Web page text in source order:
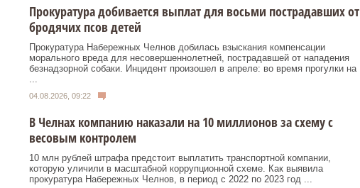
Прокуратура добивается выплат для восьми пострадавших от
бродячих псов детей
Прокуратура Набережных Челнов добилась взыскания компенсации
морального вреда для несовершеннолетней, пострадавшей от нападения
безнадзорной собаки. Инцидент произошел в апреле: во время прогулки на
04.08.2026, 09:22
В Челнах компанию наказали на 10 миллионов за схему с
весовым контролем
10 млн рублей штрафа предстоит выплатить транспортной компании,
которую уличили в масштабной коррупционной схеме. Как выявила
прокуратура Набережных Челнов, в период с 2022 по 2023 год ...